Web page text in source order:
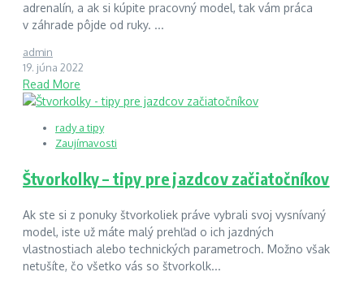
adrenalín, a ak si kúpite pracovný model, tak vám práca
v záhrade pôjde od ruky. ...
admin
19. júna 2022
Read More
rady a tipy
Zaujímavosti
Štvorkolky – tipy pre jazdcov začiatočníkov
Ak ste si z ponuky štvorkoliek práve vybrali svoj vysnívaný
model, iste už máte malý prehľad o ich jazdných
vlastnostiach alebo technických parametroch. Možno však
netušíte, čo všetko vás so štvorkolk...